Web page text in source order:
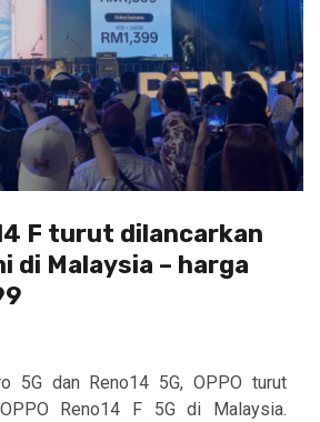
F turut dilancarkan
di Malaysia – harga
5G dan Reno14 5G, OPPO turut
Reno14 F 5G di Malaysia.